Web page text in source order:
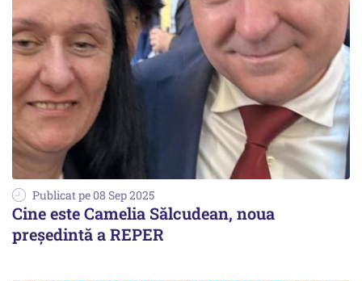
Publicat pe 08 Sep 2025
Cine este Camelia Sălcudean, noua
președintă a REPER